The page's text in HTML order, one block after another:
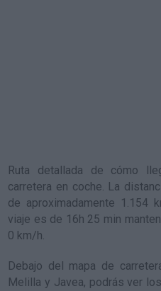
Ruta detallada de cómo
carretera en coche. La
de aproximadamente
viaje es de 16h 25 min
0 km/h.
Debajo del mapa de
Melilla y Javea, podrás ver